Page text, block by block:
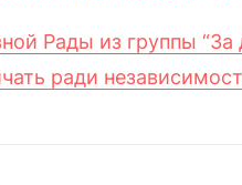
Рады из группы “За
ради